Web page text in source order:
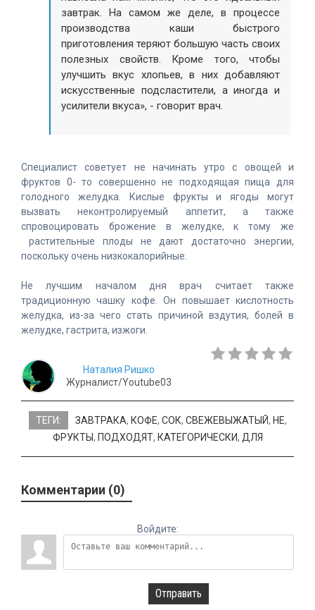
завтрак. На самом же деле, в процессе
производства каши быстрого
приготовления теряют большую часть своих
полезных свойств. Кроме того, чтобы
улучшить вкус хлопьев, в них добавляют
искусственные подсластители, а иногда и
усилители вкуса», - говорит врач.
Специалист советует не начинать утро с овощей и
фруктов 0- то совершенно не подходящая пища для
голодного желудка. Кислые фрукты и ягоды могут
вызвать неконтролируемый аппетит, а также
спровоцировать брожение в желудке, к тому же
растительные плоды не дают достаточно энергии,
поскольку очень низкокалорийные.
Не лучшим началом дня врач считает также
традиционную чашку кофе. Он повышает кислотность
желудка, из-за чего стать причиной вздутия, болей в
желудке, гастрита, изжоги.
Наталия Ришко
Журналист/Youtube03
ТЕГИ: ЗАВТРАКА, КОФЕ, СОК, СВЕЖЕВЫЖАТЫЙ, НЕ,
ФРУКТЫ, ПОДХОДЯТ, КАТЕГОРИЧЕСКИ, ДЛЯ
Комментарии (0)
Войдите:
Отправить